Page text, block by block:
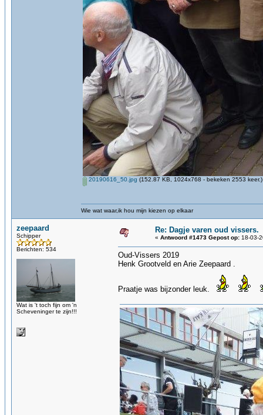
20190616_50.jpg (152.87 KB, 1024x768 - bekeken 2553 keer.)
Wie wat waar,ik hou mijn kiezen op elkaar
zeepaard
Schipper
Berichten: 534
Wat is 't toch fijn om 'n
Scheveninger te zijn!!!
Re: Dagje varen oud vissers.
« Antwoord #1473 Gepost op: 18-03-
Oud-Vissers 2019
Henk Grootveld en Arie Zeepaard .
Praatje was bijzonder leuk.